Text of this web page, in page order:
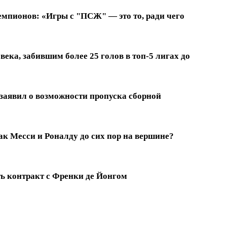
«Игры с "ПСЖ" — это то, ради чего
забившим более 25 голов в топ-5 лигах до
о возможности пропуска сборной
Месси и Роналду до сих пор на вершине?
контракт с Френки де Йонгом